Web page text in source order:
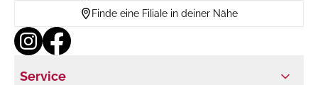
Finde eine Filiale in deiner Nähe
Service